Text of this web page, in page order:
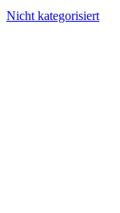
Nicht kategorisiert